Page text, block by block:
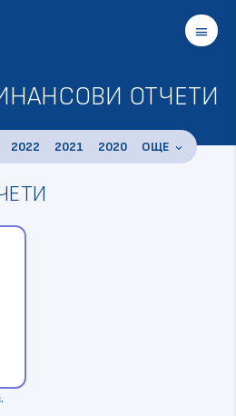
menu
ОТЧЕТИ
2022 2021 2020 OЩЕ keyboard_arrow_down